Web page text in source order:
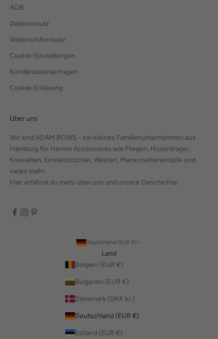
AGB
Datenschutz
Widerrufsformular
Cookie-Einstellungen
Kundendatenanfragen
Cookie-Erklärung
Über uns
Wir sind ADAM BOWS - ein kleines Familienunternehmen aus
Hamburg für Herren Accessoires wie Fliegen, Hosenträger,
Krawatten, Einstecktücher, Westen, Manschettenknöpfe und
vieles mehr.
Hier erfährst du mehr über uns und unsere Geschichte.
Deutschland (EUR €)
Land
Belgien (EUR €)
Bulgarien (EUR €)
Dänemark (DKK kr.)
Deutschland (EUR €)
Estland (EUR €)